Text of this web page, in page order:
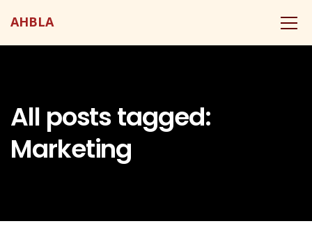
AHBLA
All posts tagged:
Marketing